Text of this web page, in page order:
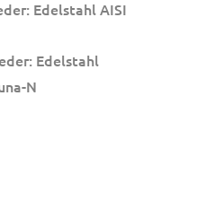
Edelstahl AISI
Edelstahl
N